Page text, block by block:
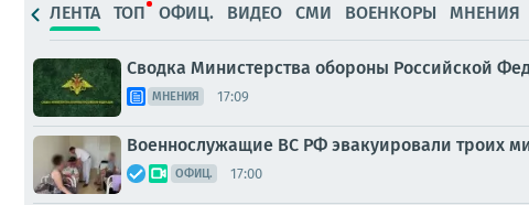
ЛЕНТА ТОП ОФИЦ. ВИДЕО СМИ ВОЕНКОРЫ МНЕНИЯ
Сводка Министерства обороны Российской
МНЕНИЯ 17:09
Военнослужащие ВС РФ эвакуировали троих
ОФИЦ. 17:00